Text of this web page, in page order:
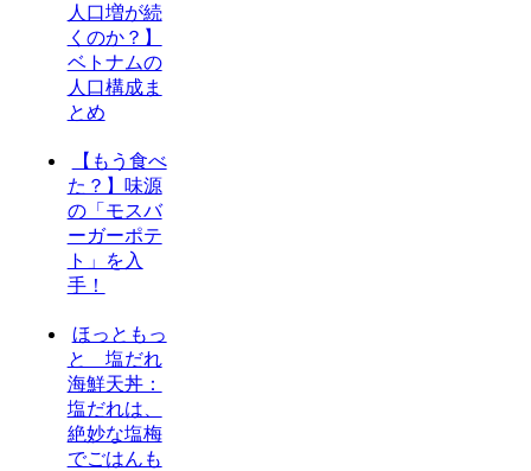
人口増が続
くのか？】
ベトナムの
人口構成ま
とめ
【もう食べ
た？】味源
の「モスバ
ーガーポテ
ト」を入
手！
ほっともっ
と 塩だれ
海鮮天丼：
塩だれは、
絶妙な塩梅
でごはんも